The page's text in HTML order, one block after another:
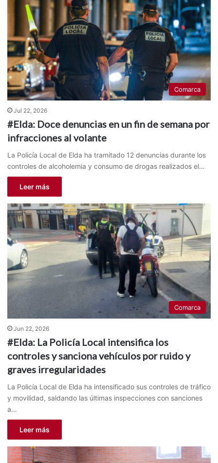
Comarca
Jul 22, 2026
#Elda: Doce denuncias en un fin de semana por
infracciones al volante
La Policía Local de Elda ha tramitado 12 denuncias durante los
controles de alcoholemia y consumo de drogas realizados el…
Leer más
Comarca
Jun 22, 2026
#Elda: La Policía Local intensifica los
controles y sanciona vehículos por ruido y
graves irregularidades
La Policía Local de Elda ha intensificado sus controles de tráfico
y movilidad, saldando las últimas inspecciones con sanciones
a…
Leer más